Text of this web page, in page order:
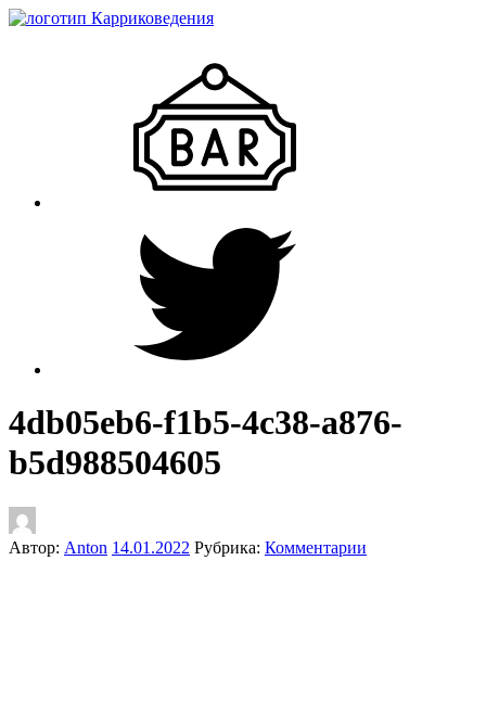
4db05eb6-f1b5-4c38-a876-
b5d988504605
Автор: Anton 14.01.2022 Рубрика: Комментарии